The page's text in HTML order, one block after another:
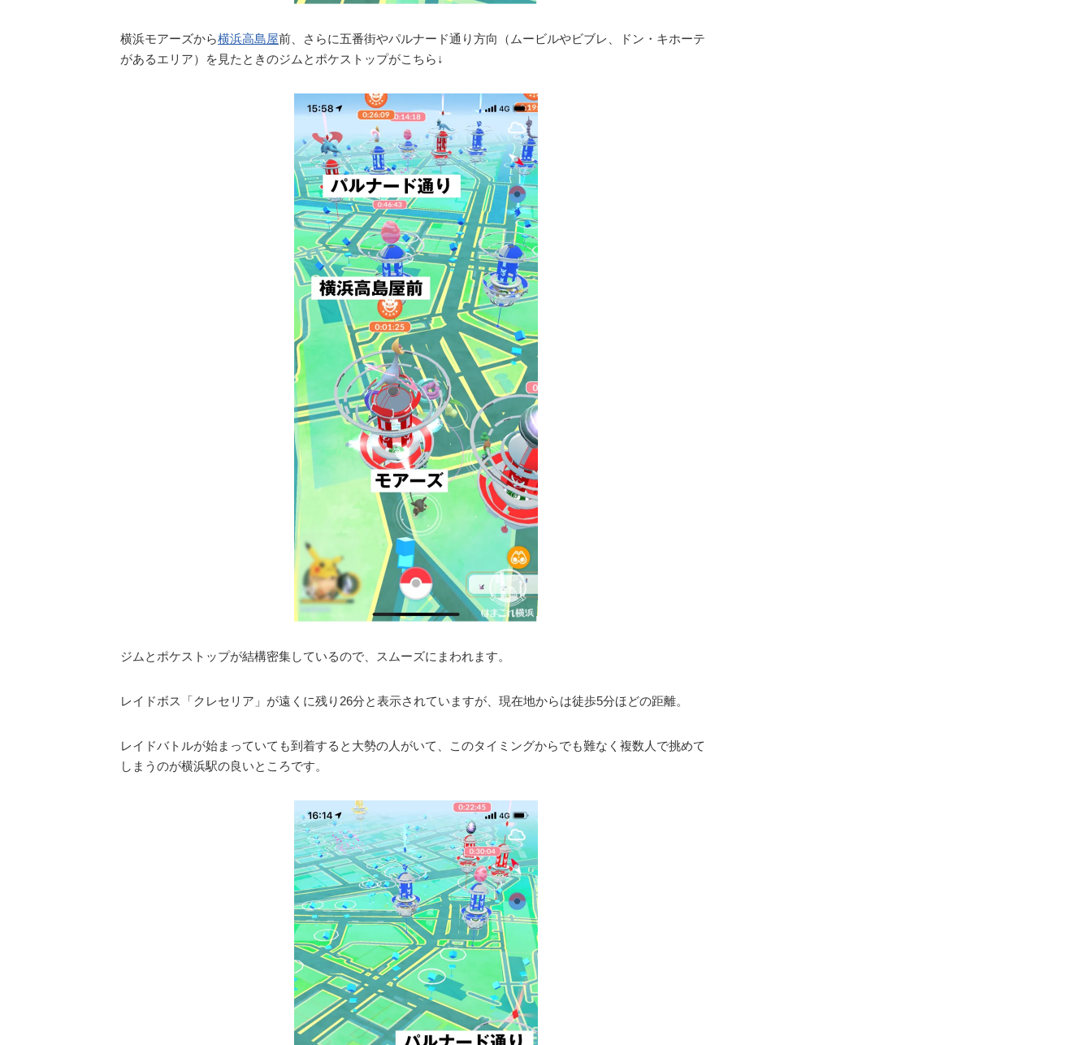
横浜モアーズから横浜高島屋前、さらに五番街やパルナード通り方向（ムービルやビブレ、ドン・キホーテ
があるエリア）を見たときのジムとポケストップがこちら↓
ジムとポケストップが結構密集しているので、スムーズにまわれます。
レイドボス「クレセリア」が遠くに残り26分と表示されていますが、現在地からは徒歩5分ほどの距離。
レイドバトルが始まっていても到着すると大勢の人がいて、このタイミングからでも難なく複数人で挑めて
しまうのが横浜駅の良いところです。